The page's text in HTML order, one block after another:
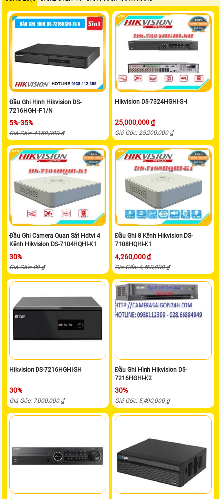
Đầu Ghi Hình Hikvision DS-
7216HGHI-F1/N
5%-35%
Giá Gốc: 4,150,000 ₫
Hikvision DS-7324HGHI-SH
25,000,000 ₫
Giá Gốc: 25,200,000 ₫
Đầu Ghi Camera Quan Sát Hdtvi 4
Kênh Hikvision DS-7104HQHI-K1
30%
Giá Gốc: 00 ₫
Đầu Ghi 8 Kênh Hikvision DS-
7108HQHI-K1
4,260,000 ₫
Giá Gốc: 4,460,000 ₫
Hikvision DS-7216HGHI-SH
30%
Giá Gốc: 7,000,000 ₫
Đầu Ghi Hình Hikvision DS-
7216HGHI-K2
30%
Giá Gốc: 5,490,000 ₫